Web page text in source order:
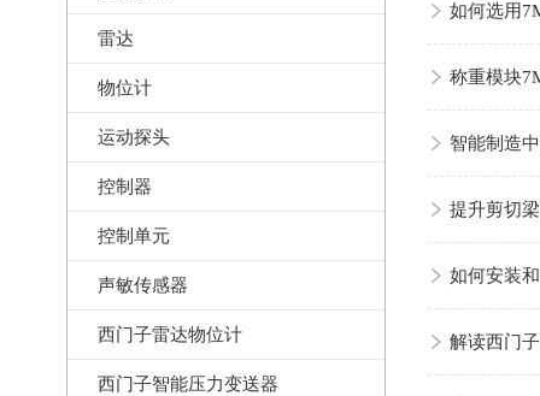
雷达
物位计
运动探头
控制器
控制单元
声敏传感器
西门子雷达物位计
西门子智能压力变送器
如何选用
称重模块
智能制造
提升剪切
如何安装
解读西门